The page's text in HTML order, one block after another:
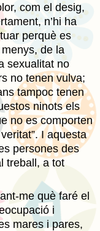
com el desig,
n’hi ha
perquè es
de la
sexualitat no
no tenen vulva;
tampoc tenen
ninots els
no es comporten
I aquesta
persones des
treball, a tot
me què faré el
i
mares i pares,